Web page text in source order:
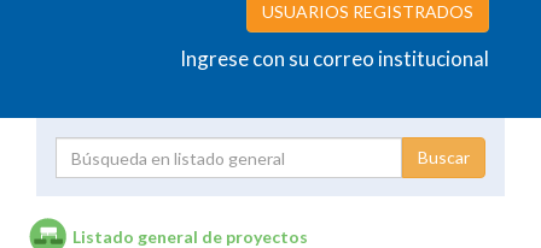
USUARIOS REGISTRADOS
Ingrese con su correo institucional
Listado general de proyectos